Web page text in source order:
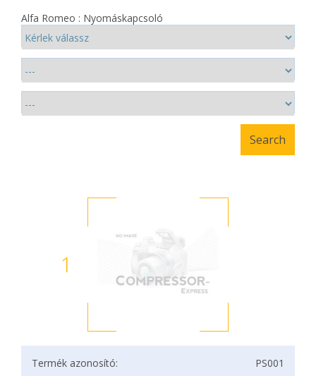
Alfa Romeo : Nyomáskapcsoló
1
Termék azonosító: PS001